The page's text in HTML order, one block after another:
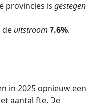
provincies is gestegen
de uitstroom 7.6%.
in 2025 opnieuw een
aantal fte. De